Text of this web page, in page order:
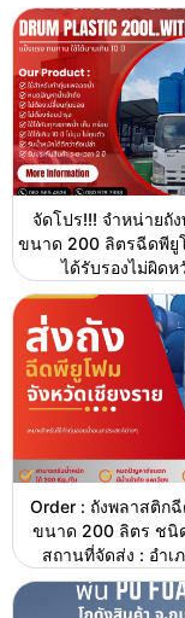
จัดโปร!!! จำหน่ายถั
ขนาด 200 ลิตรฉีดพียู
ได้รับรองไม่ผิดห
Order : ถังพลาสติก
ขนาด 200 ลิตร ชนิ
สถานที่จัดส่ง : อำเ